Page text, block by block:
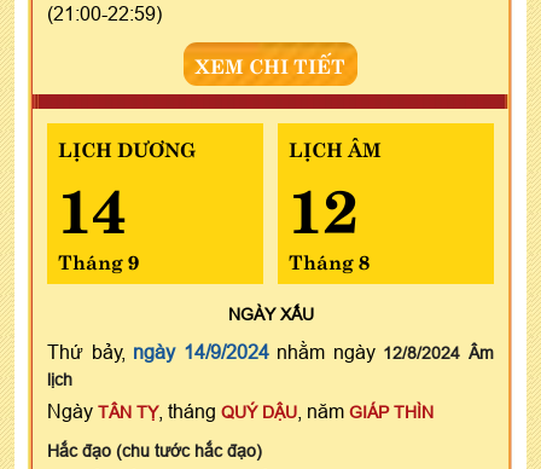
(21:00-22:59)
XEM CHI TIẾT
LỊCH DƯƠNG
14
Tháng 9
LỊCH ÂM
12
Tháng 8
NGÀYXẤU
Thứ bảy, ngày 14/9/2024nhằm ngày 12/8/2024 Âm
lịch
Ngày TÂN TỴ, tháng QUÝ DẬU , năm GIÁP THÌN
Hắc đạo (chu tước hắc đạo)